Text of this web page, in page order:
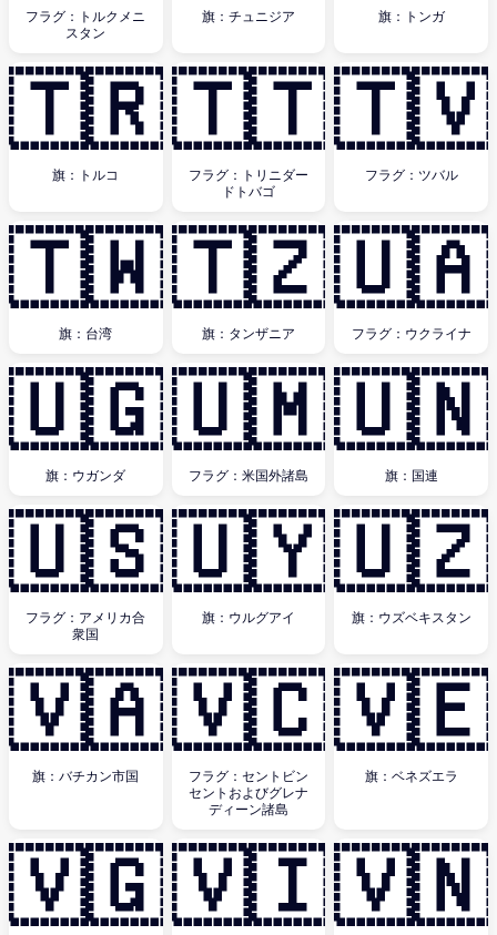
フラグ：トルクメニ
スタン
旗：チュニジア 旗：トンガ
🇹🇷
旗：トルコ
🇹🇹
フラグ：トリニダー
ドトバゴ
🇹🇻
フラグ：ツバル
🇹🇼
旗：台湾
🇹🇿
旗：タンザニア
🇺🇦
フラグ：ウクライナ
🇺🇬
旗：ウガンダ
🇺🇲
フラグ：米国外諸島
🇺🇳
旗：国連
🇺🇸
フラグ：アメリカ合
衆国
🇺🇾
旗：ウルグアイ
🇺🇿
旗：ウズベキスタン
🇻🇦
旗：バチカン市国
🇻🇨
フラグ：セントビン
セントおよびグレナ
ディーン諸島
🇻🇪
旗：ベネズエラ
🇻🇬🇻🇮🇻🇳